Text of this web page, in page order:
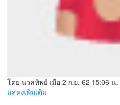
โดย นวลทิพย์ เมื่อ 2 ก.ย. 62 15:06 น.
แสดงเพิ่มเติม